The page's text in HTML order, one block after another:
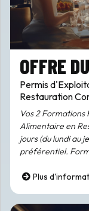
OFFRE
Permis
Restauration
Vos 2
Alimentaire en
jours (du lundi au
préférentiel.
Plus